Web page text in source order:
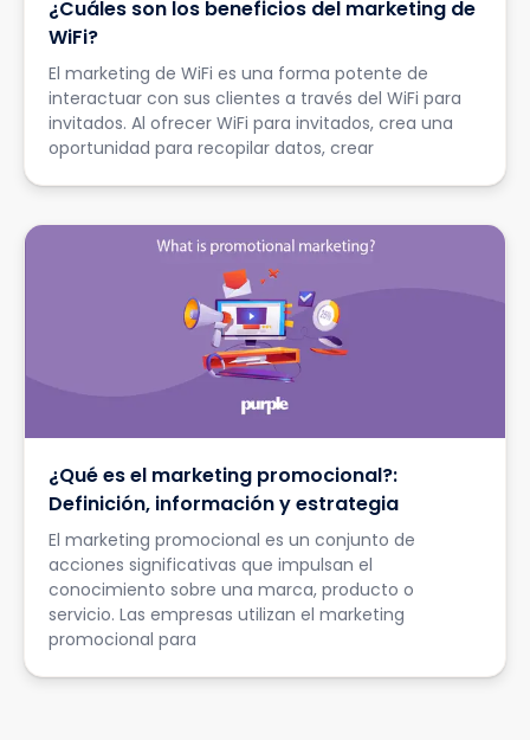
¿Cuáles son los beneficios del marketing de
WiFi?
El marketing de WiFi es una forma potente de
interactuar con sus clientes a través del WiFi para
invitados. Al ofrecer WiFi para invitados, crea una
oportunidad para recopilar datos, crear
¿Qué es el marketing promocional?:
Definición, información y estrategia
El marketing promocional es un conjunto de
acciones significativas que impulsan el
conocimiento sobre una marca, producto o
servicio. Las empresas utilizan el marketing
promocional para